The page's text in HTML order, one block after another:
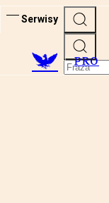
Serwisy
PRO